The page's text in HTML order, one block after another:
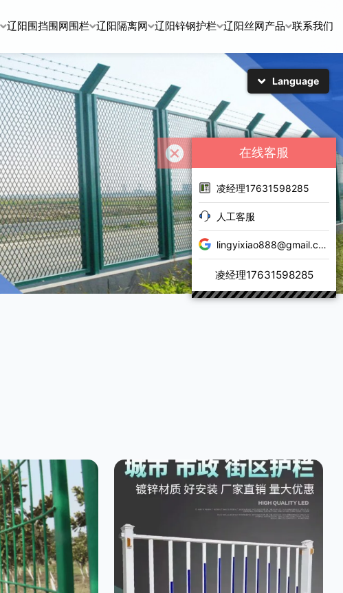
辽阳围挡围网围栏 辽阳隔离网 辽阳锌钢护栏 辽阳丝网产品 联系我们
在线客服
凌经理17631598285
人工客服
lingyixiao888@gmail.com
凌经理17631598285
Language
简体中文
English
日本語
한국어